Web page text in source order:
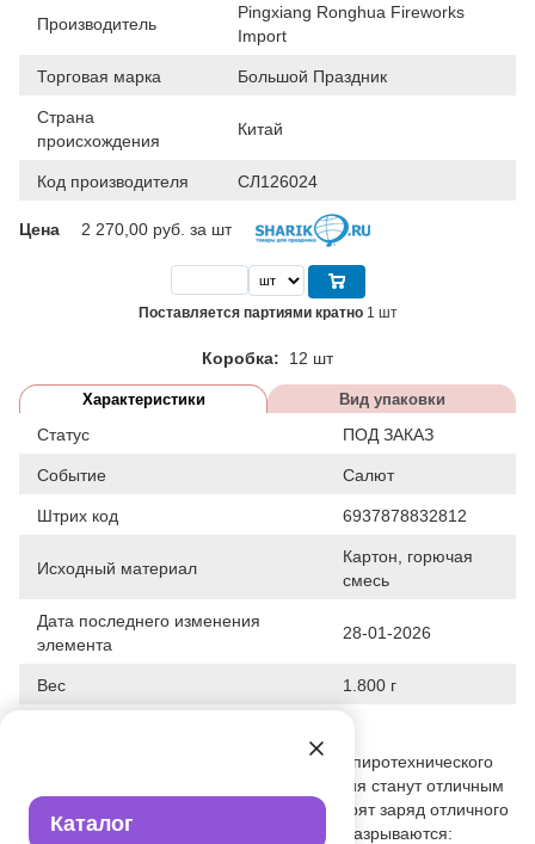
Каталог
Производитель
Pingxiang Ronghua Fireworks
Import
Торговая марка Большой Праздник
Страна
происхождения
Китай
Код производителя СЛ126024
Цена 2 270,00 руб. за шт
Поставляется партиями кратно 1 шт
Коробка: 12 шт
Характеристики Вид упаковки
Статус ПОД ЗАКАЗ
Событие Салют
Штрих код 6937878832812
Исходный материал
Картон, горючая
смесь
Дата последнего изменения
элемента
28-01-2026
Вес 1.800 г
Батарея салютов для уличного, яркого, пиротехнического
шоу. Подобные пиротехнические изделия станут отличным
дополнением любого торжества и подарят заряд отличного
настроения. Эффект: Красные хвосты разрываются: